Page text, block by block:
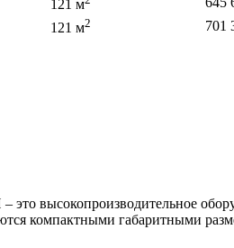
121 м
121 м2 701
высокопроизводительное
компактными габаритными